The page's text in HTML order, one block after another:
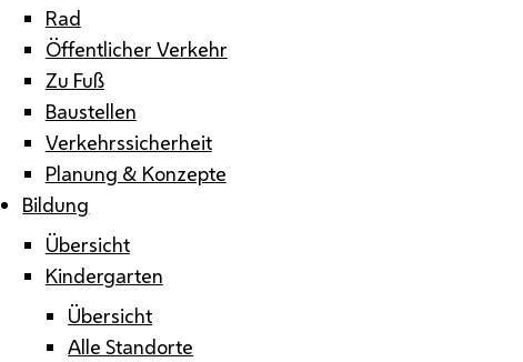
Rad
Öffentlicher Verkehr
Zu Fuß
Baustellen
Verkehrssicherheit
Planung & Konzepte
Bildung
Übersicht
Kindergarten
Übersicht
Alle Standorte